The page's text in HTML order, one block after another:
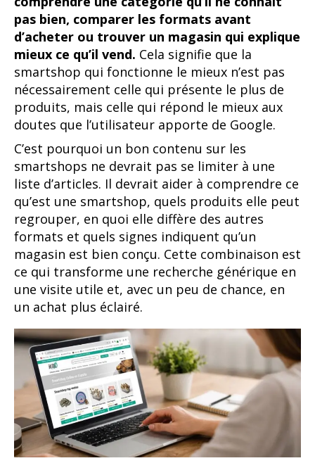
pas bien, comparer les formats avant
d’acheter ou trouver un magasin qui explique
mieux ce qu’il vend. Cela signifie que la
smartshop qui fonctionne le mieux n’est pas
nécessairement celle qui présente le plus de
produits, mais celle qui répond le mieux aux
doutes que l’utilisateur apporte de Google.
C’est pourquoi un bon contenu sur les
smartshops ne devrait pas se limiter à une
liste d’articles. Il devrait aider à comprendre ce
qu’est une smartshop, quels produits elle peut
regrouper, en quoi elle diffère des autres
formats et quels signes indiquent qu’un
magasin est bien conçu. Cette combinaison est
ce qui transforme une recherche générique en
une visite utile et, avec un peu de chance, en
un achat plus éclairé.